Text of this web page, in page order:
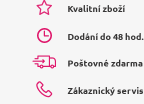
Kvalitní zboží
Dodání do 48 hod.
Poštovné zdarma
Zákaznický servis